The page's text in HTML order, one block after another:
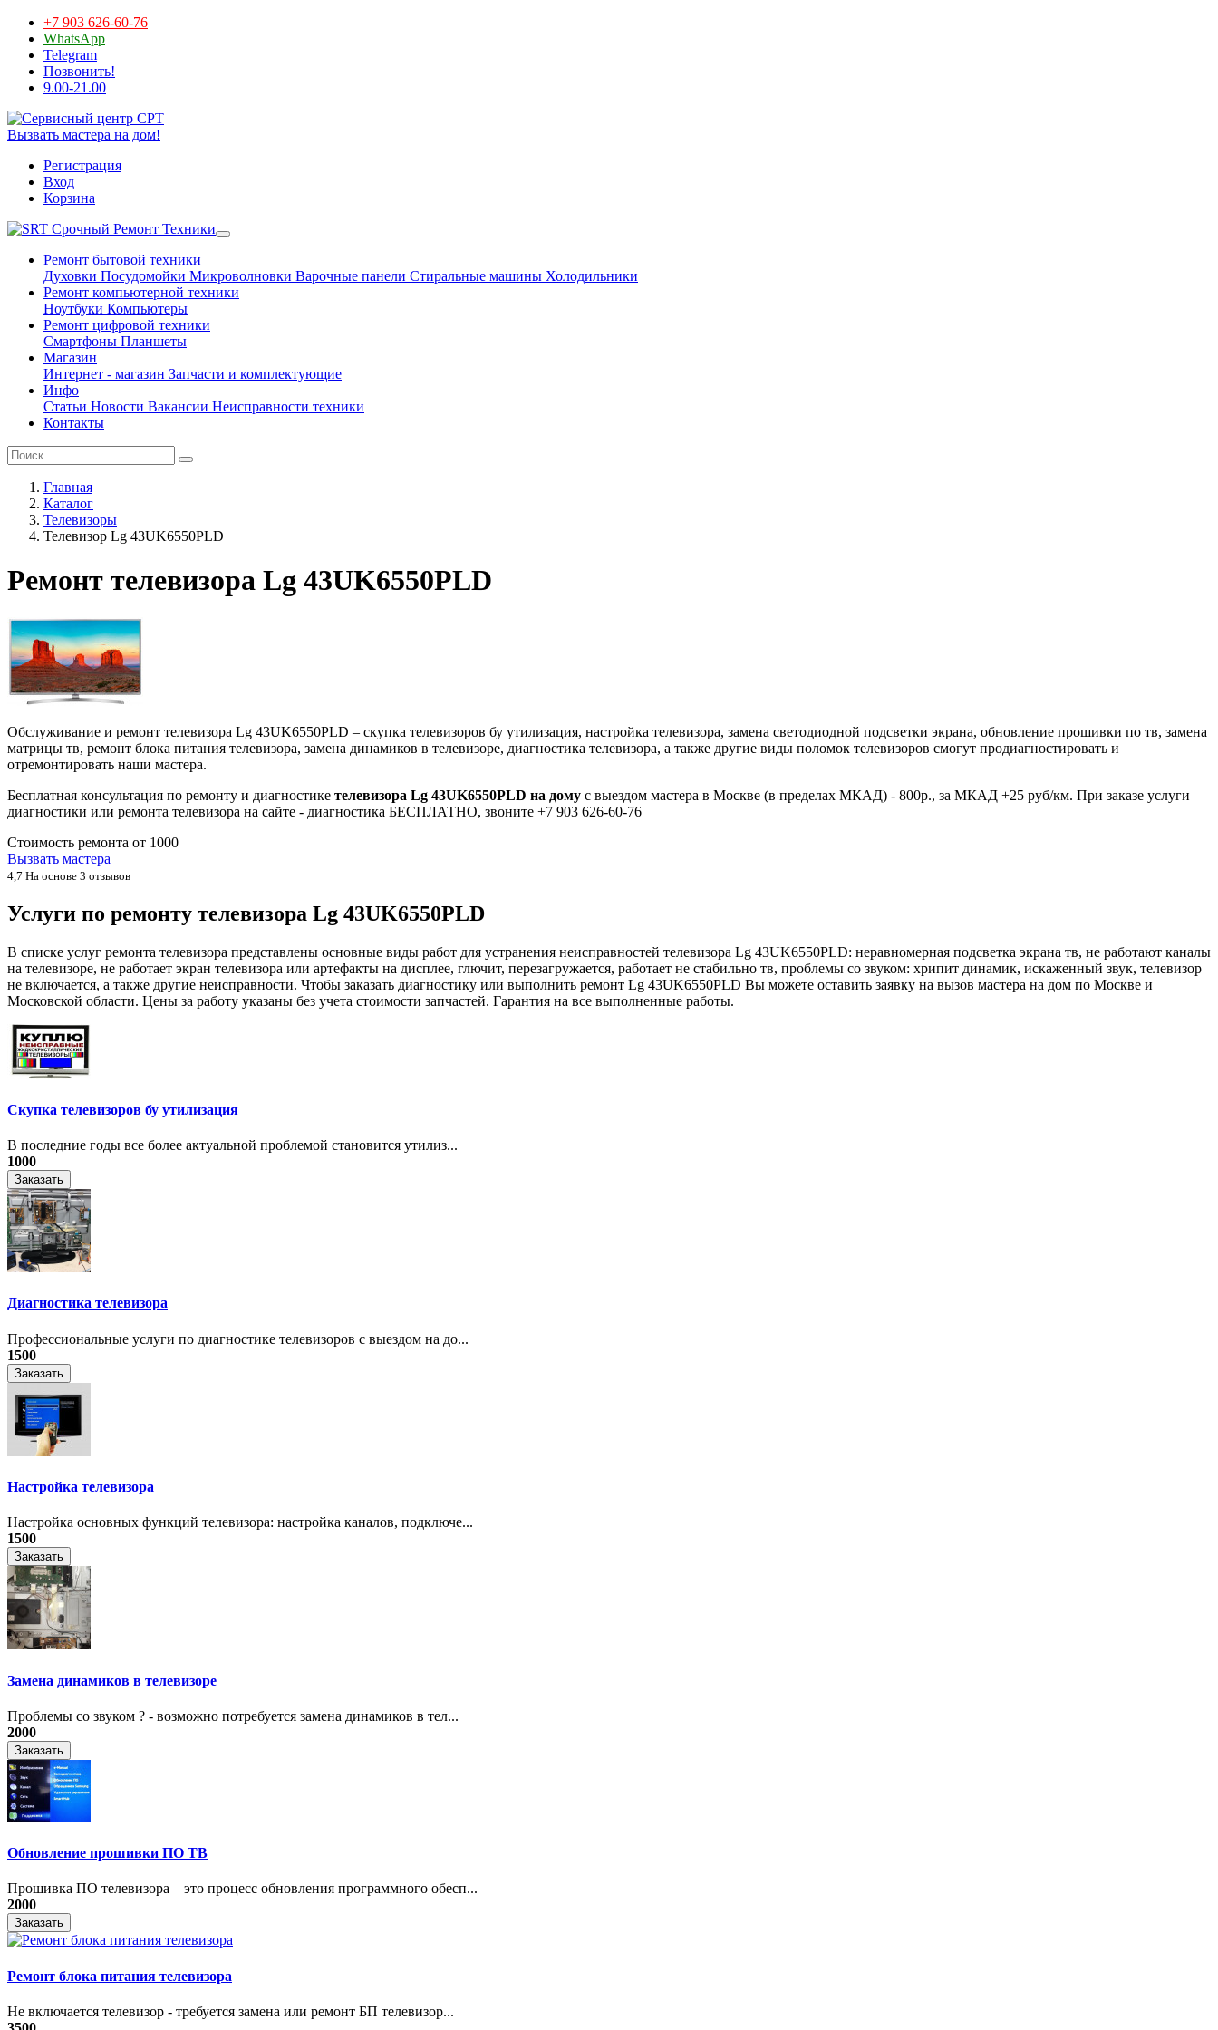
+7 903 626-60-76
WhatsApp
Telegram
Позвонить!
9.00-21.00
Вызвать мастера на дом!
Регистрация
Вход
Корзина
Срочный Ремонт Техники
Ремонт бытовой техники
Духовки Посудомойки Микроволновки Варочные панели Стиральные машины Холодильники
Ремонт компьютерной техники
Ноутбуки Компьютеры
Ремонт цифровой техники
Смартфоны Планшеты
Магазин
Интернет - магазин Запчасти и комплектующие
Инфо
Статьи Новости Вакансии Неисправности техники
Контакты
Главная
Каталог
Телевизоры
Телевизор Lg 43UK6550PLD
Ремонт телевизора Lg 43UK6550PLD
Обслуживание и ремонт телевизора Lg 43UK6550PLD – скупка телевизоров бу утилизация, настройка телевизора, замена светодиодной подсветки экрана, обновление прошивки по тв, замена
матрицы тв, ремонт блока питания телевизора, замена динамиков в телевизоре, диагностика телевизора, а также другие виды поломок телевизоров смогут продиагностировать и
отремонтировать наши мастера.
Бесплатная консультация по ремонту и диагностике телевизора Lg 43UK6550PLD на дому с выездом мастера в Москве (в пределах МКАД) - 800р., за МКАД +25 руб/км. При заказе услуги
диагностики или ремонта телевизора на сайте - диагностика БЕСПЛАТНО, звоните +7 903 626-60-76
Стоимость ремонта от 1000
Вызвать мастера
4,7 На основе 3 отзывов
Услуги по ремонту телевизора Lg 43UK6550PLD
В списке услуг ремонта телевизора представлены основные виды работ для устранения неисправностей телевизора Lg 43UK6550PLD: неравномерная подсветка экрана тв, не работают каналы
на телевизоре, не работает экран телевизора или артефакты на дисплее, глючит, перезагружается, работает не стабильно тв, проблемы со звуком: хрипит динамик, искаженный звук, телевизор
не включается, а также другие неисправности. Чтобы заказать диагностику или выполнить ремонт Lg 43UK6550PLD Вы можете оставить заявку на вызов мастера на дом по Москве и
Московской области. Цены за работу указаны без учета стоимости запчастей. Гарантия на все выполненные работы.
Скупка телевизоров бу утилизация
​В последние годы все более актуальной проблемой становится утилиз...
1000
Заказать
Диагностика телевизора
Профессиональные услуги по диагностике телевизоров с выездом на до...
1500
Заказать
Настройка телевизора
Настройка основных функций телевизора: настройка каналов, подключе...
1500
Заказать
Замена динамиков в телевизоре
Проблемы со звуком ? - возможно потребуется замена динамиков в тел...
2000
Заказать
Обновление прошивки ПО ТВ
Прошивка ПО телевизора – это процесс обновления программного обесп...
2000
Заказать
Ремонт блока питания телевизора
Не включается телевизор - требуется замена или ремонт БП телевизор...